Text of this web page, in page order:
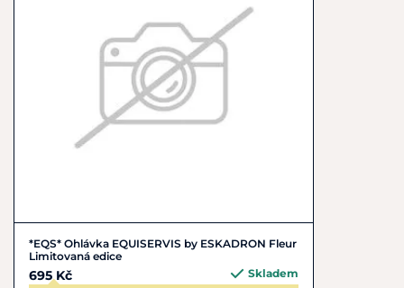
*EQS* Ohlávka EQUISERVIS by ESKADRON Fleur
Limitovaná edice
695 Kč Skladem